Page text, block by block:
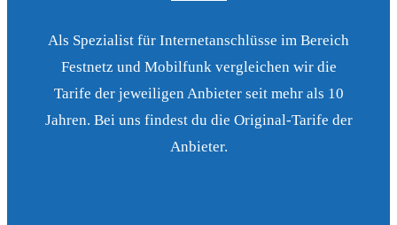
Als Spezialist für Internetanschlüsse im Bereich
Festnetz und Mobilfunk vergleichen wir die
Tarife der jeweiligen Anbieter seit mehr als 10
Jahren. Bei uns findest du die Original-Tarife der
Anbieter.